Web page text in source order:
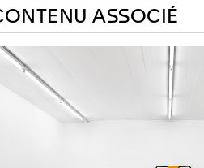
ASSOCIÉ